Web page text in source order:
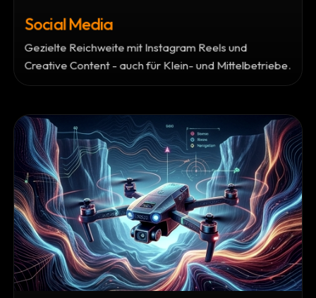
Social Media
Gezielte Reichweite mit Instagram Reels und
Creative Content - auch für Klein- und Mittelbetriebe.